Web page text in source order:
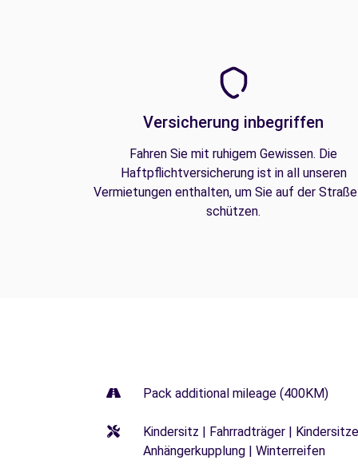
Versicherung inbegriffen
Fahren Sie mit ruhigem Gewissen. Die
Haftpflichtversicherung ist in all unseren
Vermietungen enthalten, um Sie auf der
schützen.
Pack additional mileage (400KM)
Kindersitz | Fahrradträger |
Anhängerkupplung | Winterreifen